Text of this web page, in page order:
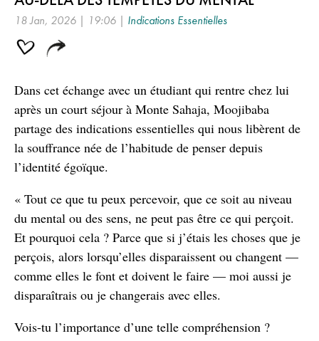
18 Jan, 2026 | 19:06 | Indications Essentielles
Dans cet échange avec un étudiant qui rentre chez lui
après un court séjour à Monte Sahaja, Moojibaba
partage des indications essentielles qui nous libèrent de
la souffrance née de l’habitude de penser depuis
l’identité égoïque.
« Tout ce que tu peux percevoir, que ce soit au niveau
du mental ou des sens, ne peut pas être ce qui perçoit.
Et pourquoi cela ? Parce que si j’étais les choses que je
perçois, alors lorsqu’elles disparaissent ou changent —
comme elles le font et doivent le faire — moi aussi je
disparaîtrais ou je changerais avec elles.
Vois-tu l’importance d’une telle compréhension ?